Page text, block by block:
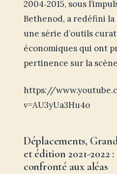
2004‑2015, sous
Bethenod, a redéfini
une série d’outils
économiques qui ont
pertinence sur la
https://
v=AU3yUa3Hu4o
Déplacements,
et édition 2021-2022 :
confronté aux aléas